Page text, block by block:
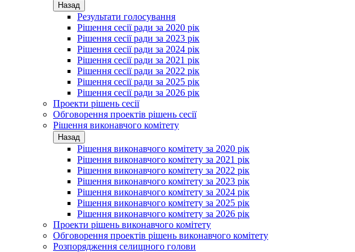
Назад
Результати голосування
Рішення сесії ради за 2020 рік
Рішення сесії ради за 2023 рік
Рішення сесії ради за 2024 рік
Рішення сесії ради за 2021 рік
Рішення сесії ради за 2022 рік
Рішення сесії ради за 2025 рік
Рішення сесії ради за 2026 рік
Проекти рішень сесії
Обговорення проектів рішень сесії
Рішення виконавчого комітету
Назад
Рішення виконавчого комітету за 2020 рік
Рішення виконавчого комітету за 2021 рік
Рішення виконавчого комітету за 2022 рік
Рішення виконавчого комітету за 2023 рік
Рішення виконавчого комітету за 2024 рік
Рішення виконавчого комітету за 2025 рік
Рішення виконавчого комітету за 2026 рік
Проекти рішень виконавчого комітету
Обговорення проектів рішень виконавчого комітету
Розпорядження селищного голови